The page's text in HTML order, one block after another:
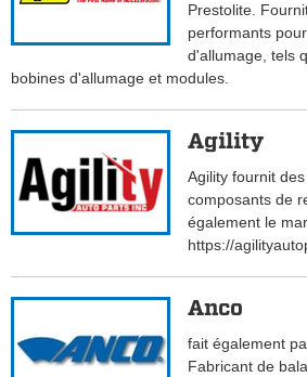
Prestolite.
performants
d'allumage, tels
bobines d'allumage et modules.
Agility
Agility fournit
composants de
également le
https://
Anco
fait également
Fabricant de